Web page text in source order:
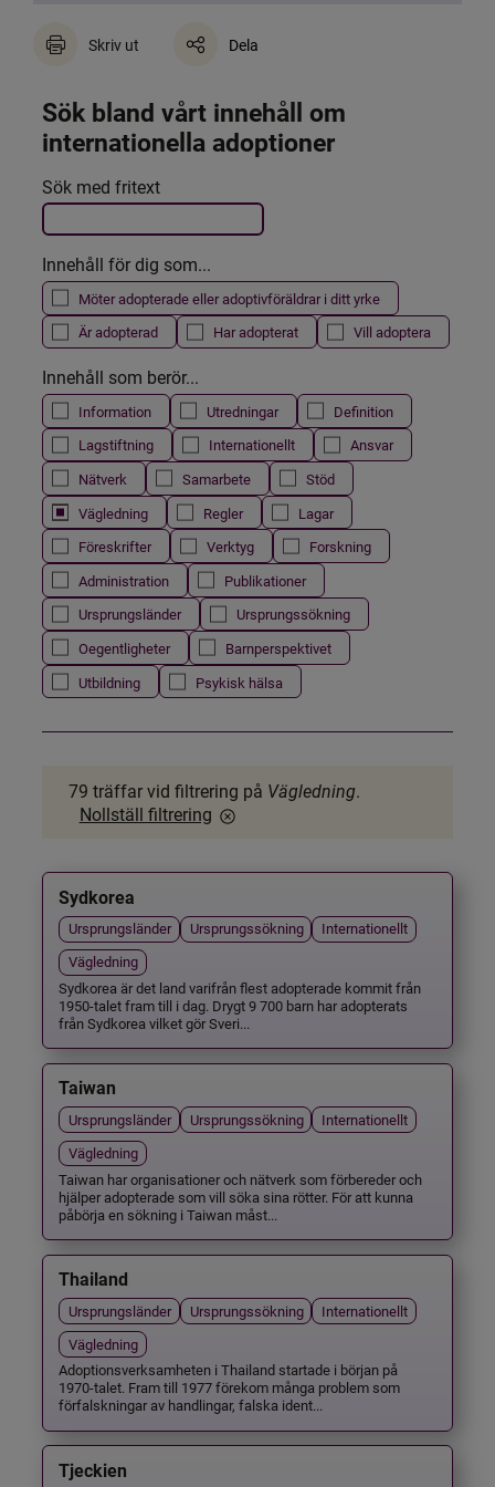
Skriv ut Dela
Sök bland vårt innehåll om
internationella adoptioner
Filtrera resultatet
Det här formuläret postas automatiskt
Sök med fritext
Innehåll för dig som...
Möter adopterade eller adoptivföräldrar i ditt yrke
Är adopterad
Har adopterat Vill adoptera
Innehåll som berör...
Information Utredningar
Definition
Lagstiftning
Internationellt
Ansvar
Nätverk
Samarbete
Stöd
Vägledning
Regler
Lagar
Föreskrifter
Verktyg
Forskning
Administration
Publikationer
Ursprungsländer
Ursprungssökning
Oegentligheter
Barnperspektivet
Utbildning
Psykisk hälsa
79 träffarvid filtrering på Vägledning.
Nollställ filtrering
Sydkorea
Ursprungsländer Ursprungssökning
Internationellt
Vägledning
Sydkorea är det land varifrån flest adopterade kommit från
1950-talet fram till i dag. Drygt 9 700 barn har adopterats
från Sydkorea vilket gör Sveri...
Taiwan
Ursprungsländer Ursprungssökning
Internationellt
Vägledning
Taiwan har organisationer och nätverk som förbereder och
hjälper adopterade som vill söka sina rötter. För att kunna
påbörja en sökning i Taiwan måst...
Thailand
Ursprungsländer Ursprungssökning
Internationellt
Vägledning
Adoptionsverksamheten i Thailand startade i början på
1970-talet. Fram till 1977 förekom många problem som
förfalskningar av handlingar, falska ident...
Tjeckien